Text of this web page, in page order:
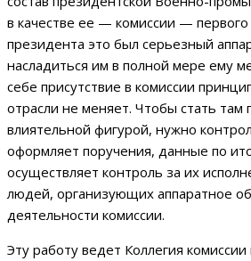
в качестве ее — комиссии — первого
президента это был серьезный
насладиться им в полной мере ему
себе присутствие в комиссии
отрасли не меняет. Чтобы стать
влиятельной фигурой, нужно
оформляет поручения, данные по
осуществляет контроль за их
людей, организующих аппаратное
деятельности комиссии.
Эту работу ведет Коллегия